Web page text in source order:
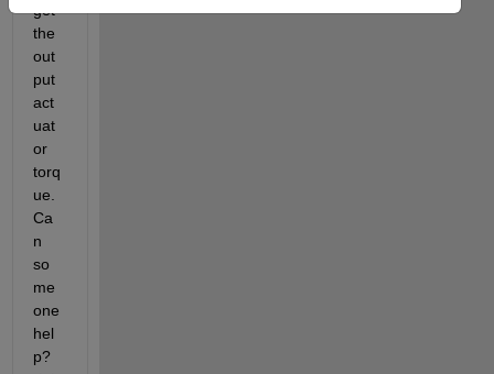
get
the
out
put
act
uat
or
torq
ue.
Ca
n
so
me
one
hel
p?